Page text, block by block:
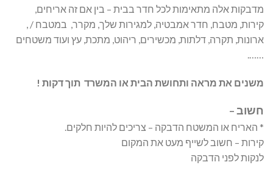
מדבקות אלה מתאימות לכל חדר בבית – בין אם זה אריחים,
קירות, מטבח, חדר אמבטיה, למגירות שלך, מקרר, במטבח / ,
ארונות, תקרה, דלתות, מכשירים, ריהוט, מתכת, עץ ועוד משטחים
משנים את מראה ותחושת הבית או המשרד תוך דקות !
חשוב –
* האריח או המשטח הדבקה – צריכים להיות חלקים.
קירות – חשוב לשייף מעט את המקום
לנקות לפני הדבקה